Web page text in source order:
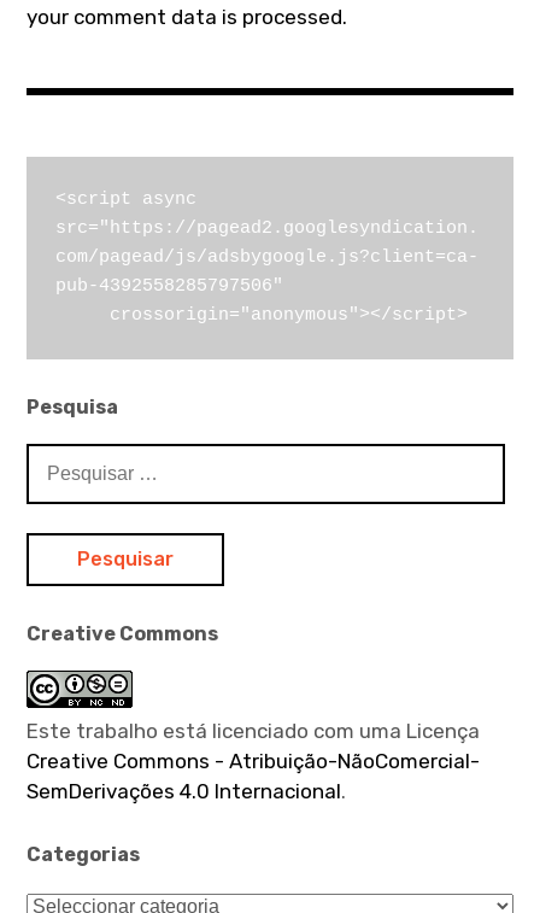
your comment data is processed.
<script async
src="https://pagead2.googlesyndication.
com/pagead/js/adsbygoogle.js?client=ca-
pub-4392558285797506"
     crossorigin="anonymous"></script>
Pesquisa
por:
Creative Commons
Este trabalho está licenciado com uma Licença
Creative Commons - Atribuição-NãoComercial-
SemDerivações 4.0 Internacional.
Categorias
Categorias